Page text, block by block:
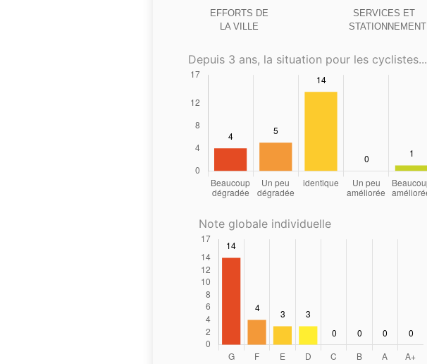
EFFORTS DE
LA VILLE
SERVICES ET
STATIONNEMENT
Depuis 3 ans, la situation pour les cyclistes...
Note globale individuelle